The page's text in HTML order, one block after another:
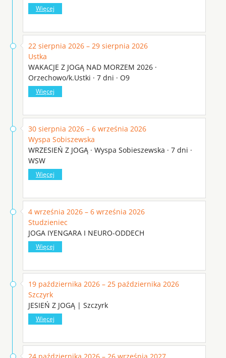
Więcej
22 sierpnia 2026 – 29 sierpnia 2026
Ustka
WAKACJE Z JOGĄ NAD MORZEM 2026 ·
Orzechowo/k.Ustki · 7 dni · O9
Więcej
30 sierpnia 2026 – 6 września 2026
Wyspa Sobiszewska
WRZESIEŃ Z JOGĄ · Wyspa Sobieszewska · 7 dni ·
WSW
Więcej
4 września 2026 – 6 września 2026
Studzieniec
JOGA IYENGARA I NEURO-ODDECH
Więcej
19 października 2026 – 25 października 2026
Szczyrk
JESIEŃ Z JOGĄ | Szczyrk
Więcej